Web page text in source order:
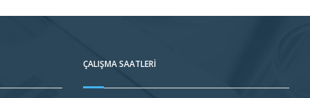
ÇALIŞMA SAATLERI